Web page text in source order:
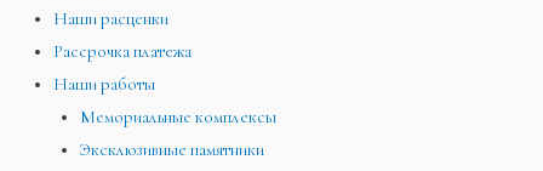
Наши расценки
Рассрочка платежа
Наши работы
Мемориальные комплексы
Эксклюзивные памятники